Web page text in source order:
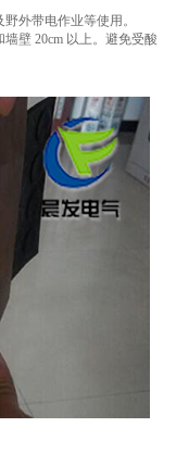
外带电作业等使用。
壁 20cm 以上。避免受酸